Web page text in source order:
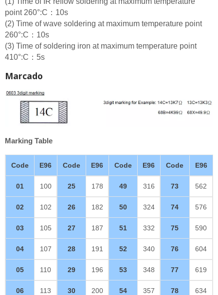
point 260°:C：10s
(2) Time of wave soldering at maximum temperature point
260°:C：10s
(3) Time of soldering iron at maximum temperature point
410°:C：5s
Marcado
Marking Table
Code E96 Code E96 Code E96 Code E96
01 100 25 178 49 316 73 562
02 102 26 182 50 324 74 576
03 105 27 187 51 332 75 590
04 107 28 191 52 340 76 604
05 110 29 196 53 348 77 619
06 113 30 200 54 357 78 634